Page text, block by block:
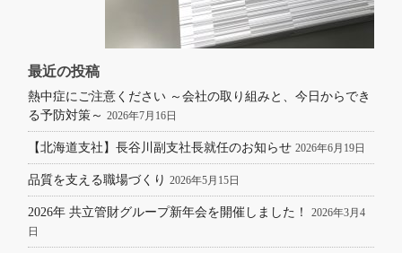
最近の投稿
熱中症にご注意ください ～会社の取り組みと、今日からでき
る予防対策～ 2026年7月16日
【北海道支社】長谷川副支社長就任のお知らせ 2026年6月19日
品質を支える職場づくり 2026年5月15日
2026年 共立管財グループ新年会を開催しました！
2026年3月4
日